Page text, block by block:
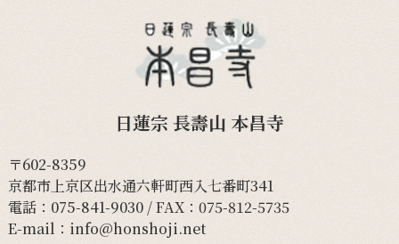
日蓮宗 長壽山 本昌寺
〒602-8359
京都市上京区出水通六軒町西入七番町341
電話： 075-841-9030/ FAX：075-812-5735
E-mail： info@honshoji.net